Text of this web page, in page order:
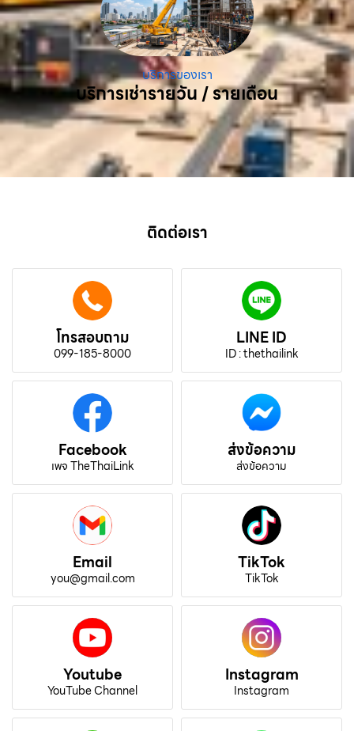
บริการของเรา
บริการเช่ารายวัน / รายเดือน
ติดต่อเรา
โทรสอบถาม
099-185-8000
LINE ID
ID : thethailink
Facebook
เพจ TheThaiLink
ส่งข้อความ
ส่งข้อความ
Email
you@gmail.com
TikTok
TikTok
Youtube
YouTube Channel
Instagram
Instagram